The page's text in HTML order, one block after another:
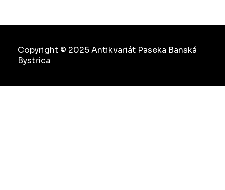
Copyright © 2025 Antikvariát Paseka Banská
Bystrica